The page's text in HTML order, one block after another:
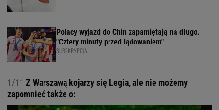
Polacy wyjazd do Chin zapamiętają na długo.
"Cztery minuty przed lądowaniem"
SUBSKRYPCJA
1/11 Z Warszawą kojarzy się Legia, ale nie możemy
zapomnieć także o: